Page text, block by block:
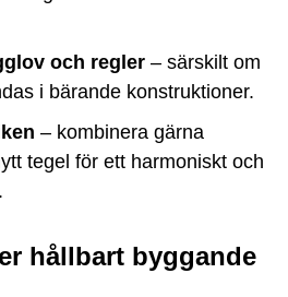
och regler – särskilt om
i bärande konstruktioner.
– kombinera gärna
tegel för ett harmoniskt och
hållbart byggande